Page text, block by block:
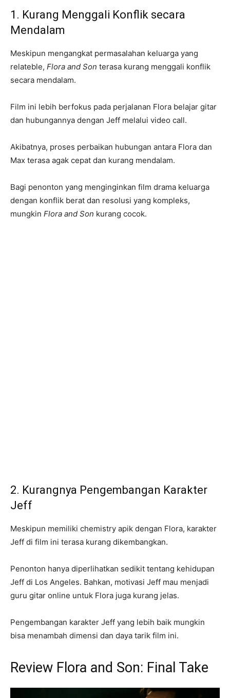
1. Kurang Menggali Konflik secara
Mendalam
Meskipun mengangkat permasalahan keluarga yang
relateble, Flora and Son terasa kurang menggali konflik
secara mendalam.
Film ini lebih berfokus pada perjalanan Flora belajar gitar
dan hubungannya dengan Jeff melalui video call.
Akibatnya, proses perbaikan hubungan antara Flora dan
Max terasa agak cepat dan kurang mendalam.
Bagi penonton yang menginginkan film drama keluarga
dengan konflik berat dan resolusi yang kompleks,
mungkin Flora and Son kurang cocok.
2. Kurangnya Pengembangan Karakter
Jeff
Meskipun memiliki chemistry apik dengan Flora, karakter
Jeff di film ini terasa kurang dikembangkan.
Penonton hanya diperlihatkan sedikit tentang kehidupan
Jeff di Los Angeles. Bahkan, motivasi Jeff mau menjadi
guru gitar online untuk Flora juga kurang jelas.
Pengembangan karakter Jeff yang lebih baik mungkin
bisa menambah dimensi dan daya tarik film ini.
Review Flora and Son: Final Take